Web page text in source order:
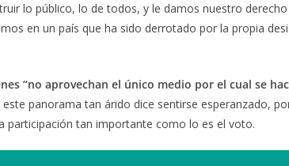
lo público, lo de todos, y le damos nuestro derecho
en un país que ha sido derrotado por la propia
“no aprovechan el único medio por el cual se
este panorama tan árido dice sentirse esperanzado,
participación tan importante como lo es el voto.